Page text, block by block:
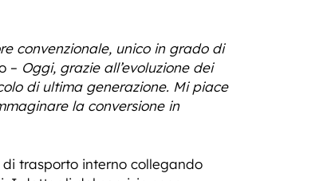
convenzionale, unico in grado di
– Oggi, grazie all’evoluzione dei
di ultima generazione. Mi piace
la conversione in
trasporto interno collegando